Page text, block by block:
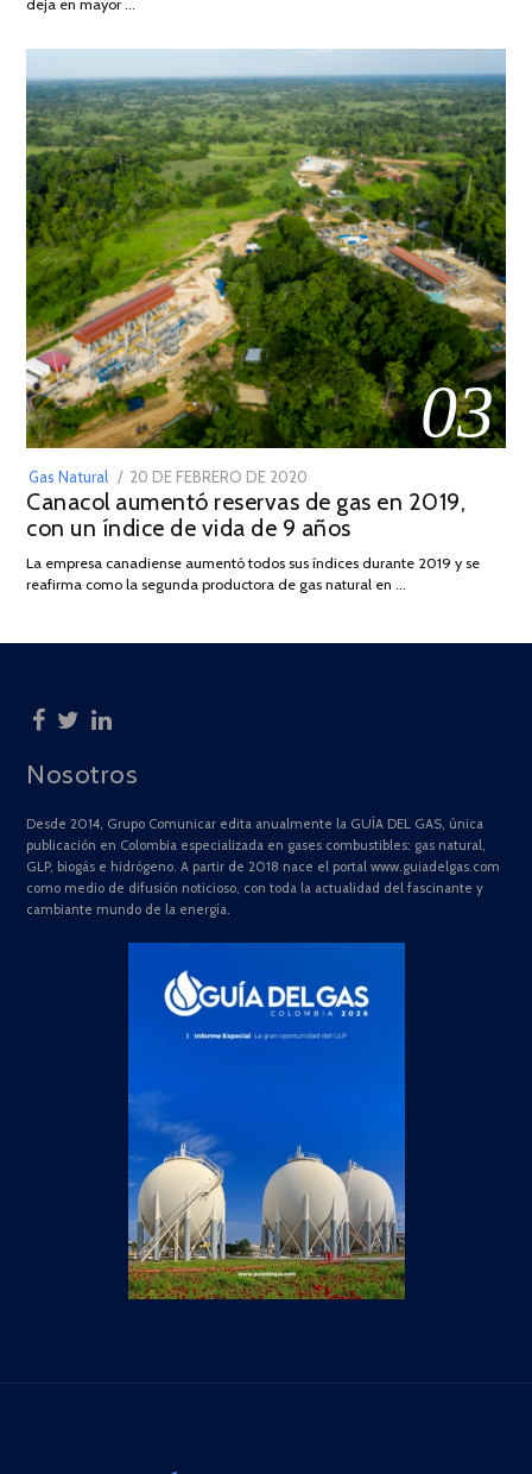
deja en mayor …
03
Gas Natural
POSTED
ON
20 DE FEBRERO DE 2020
DE
JULIO
2025
Canacol aumentó reservas de gas en 2019,
con un índice de vida de 9 años
La empresa canadiense aumentó todos sus índices durante 2019 y se
reafirma como la segunda productora de gas natural en …
Nosotros
Desde 2014, Grupo Comunicar edita anualmente la GUÍA DEL GAS, única
publicación en Colombia especializada en gases combustibles: gas natural,
GLP, biogás e hidrógeno. A partir de 2018 nace el portal www.guiadelgas.com
como medio de difusión noticioso, con toda la actualidad del fascinante y
cambiante mundo de la energía.